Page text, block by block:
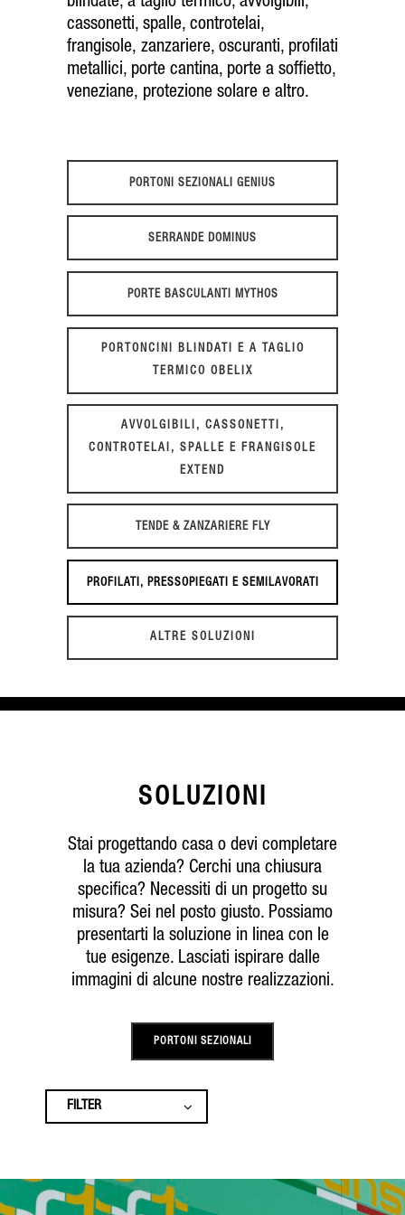
cassonetti, spalle, controtelai,
frangisole, zanzariere, oscuranti, profilati
metallici, porte cantina, porte a soffietto,
veneziane, protezione solare e altro.
PORTONI SEZIONALI GENIUS
SERRANDE DOMINUS
PORTE BASCULANTI MYTHOS
PORTONCINI BLINDATI E A TAGLIO
TERMICO OBELIX
AVVOLGIBILI, CASSONETTI,
CONTROTELAI, SPALLE E FRANGISOLE
EXTEND
TENDE & ZANZARIERE FLY
PROFILATI, PRESSOPIEGATI E SEMILAVORATI
ALTRE SOLUZIONI
SOLUZIONI
Stai progettando casa o devi completare
la tua azienda? Cerchi una chiusura
specifica? Necessiti di un progetto su
misura? Sei nel posto giusto. Possiamo
presentarti la soluzione in linea con le
tue esigenze. Lasciati ispirare dalle
immagini di alcune nostre realizzazioni.
PORTONI SEZIONALI
FILTER
AVVOLGIBILI